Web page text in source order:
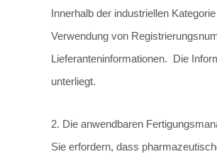
Innerhalb der industriellen
Verwendung von
Lieferanteninformationen. Die
unterliegt.
2. Die anwendbaren
Sie erfordern, dass